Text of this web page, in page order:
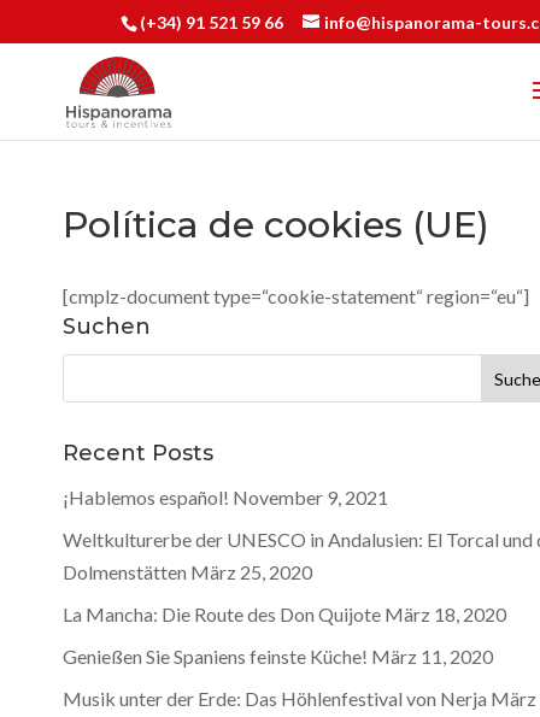
(+34) 91 521 59 66 info@hispanorama-
Política de cookies (UE)
[cmplz-document type=“cookie-statement“ region=“eu“]
Suchen
nach:
Recent Posts
¡Hablemos español! November 9, 2021
Weltkulturerbe der UNESCO in Andalusien: El Torcal und
Dolmenstätten März 25, 2020
La Mancha: Die Route des Don Quijote März 18, 2020
Genießen Sie Spaniens feinste Küche! März 11, 2020
Musik unter der Erde: Das Höhlenfestival von Nerja März